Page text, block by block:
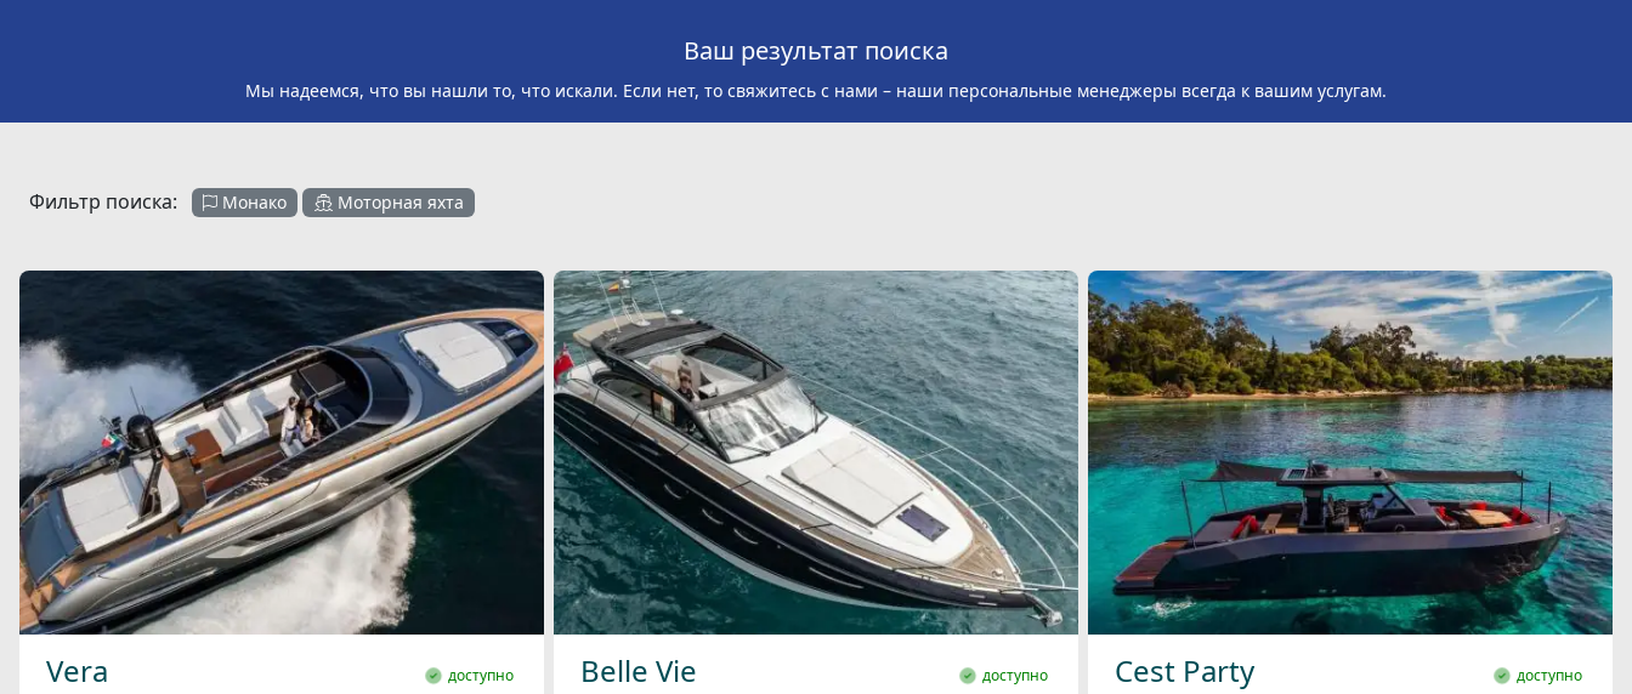
Ваш результат поиска
Мы надеемся, что вы нашли то, что искали. Если нет, то свяжитесь с нами – наши персональные менеджеры всегда к вашим услугам.
Фильтр поиска: Монако Моторная яхта
Vera доступно Belle Vie доступно Cest Party доступно